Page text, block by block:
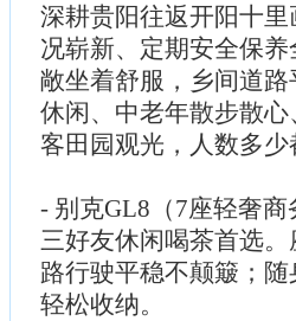
深耕贵阳往返开阳十
况崭新、定期安全保
敞坐着舒服，乡间道
休闲、中老年散步散
客田园观光，人数多少
- 别克GL8（7座轻奢
三好友休闲喝茶首选
路行驶平稳不颠簸；
轻松收纳。